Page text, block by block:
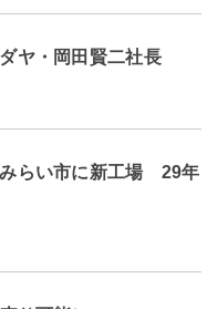
ヤ・岡田賢二社長
みらい市に新工場 29年